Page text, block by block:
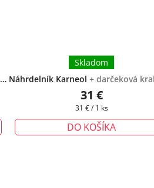
Náhrdelník Karneol+ darčeková
zadarmo
Skladom
31 €
Jednotková
31 € / 1 ks
DO KOŠÍKA